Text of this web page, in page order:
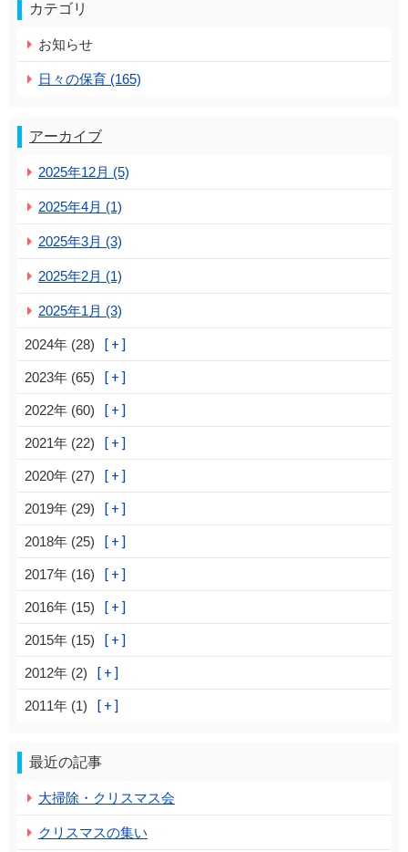
カテゴリ
お知らせ
日々の保育 (165)
アーカイブ
2025年12月 (5)
2025年4月 (1)
2025年3月 (3)
2025年2月 (1)
2025年1月 (3)
2024年 (28)
2023年 (65)
2022年 (60)
2021年 (22)
2020年 (27)
2019年 (29)
2018年 (25)
2017年 (16)
2016年 (15)
2015年 (15)
2012年 (2)
2011年 (1)
最近の記事
大掃除・クリスマス会
クリスマスの集い